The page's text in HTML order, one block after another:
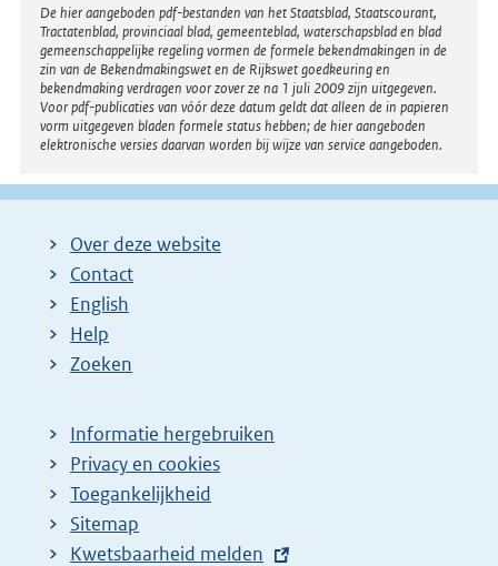
Disclaimer
De hier aangeboden pdf-bestanden van het Staatsblad, Staatscourant,
Tractatenblad, provinciaal blad, gemeenteblad, waterschapsblad en blad
gemeenschappelijke regeling vormen de formele bekendmakingen in de
zin van de Bekendmakingswet en de Rijkswet goedkeuring en
bekendmaking verdragen voor zover ze na 1 juli 2009 zijn uitgegeven.
Voor pdf-publicaties van vóór deze datum geldt dat alleen de in papieren
vorm uitgegeven bladen formele status hebben; de hier aangeboden
elektronische versies daarvan worden bij wijze van service aangeboden.
Over deze website
Contact
English
Help
Zoeken
Informatie hergebruiken
Privacy en cookies
Toegankelijkheid
Sitemap
E
Kwetsbaarheid melden